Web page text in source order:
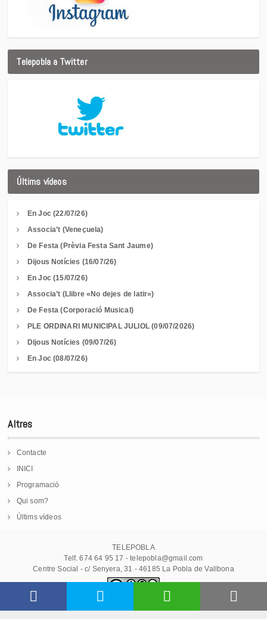
Telepobla a Twitter
Últims vídeos
En Joc (22/07/26)
Associa’t (Veneçuela)
De Festa (Prèvia Festa Sant Jaume)
Dijous Notícies (16/07/26)
En Joc (15/07/26)
Associa’t (Llibre «No dejes de latir»)
De Festa (Corporació Musical)
PLE ORDINARI MUNICIPAL JULIOL (09/07/2026)
Dijous Notícies (09/07/26)
En Joc (08/07/26)
Altres
Contacte
INICI
Programació
Qui som?
Últims vídeos
TELEPOBLA
Telf. 674 64 95 17 - telepobla@gmail.com
Centre Social - c/ Senyera, 31 - 46185 La Pobla de Vallbona